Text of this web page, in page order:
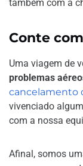
também com a
Conte
Uma viagem de
problemas
cancelamento
vivenciado
com a nossa
Afinal, somos